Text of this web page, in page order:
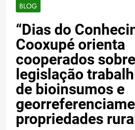
BLOG
“Dias do
Cooxupé orienta
cooperados sobre
legislação
de bioinsumos e
propriedades